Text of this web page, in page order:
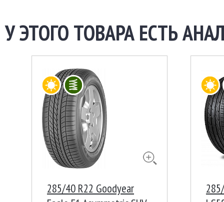
У ЭТОГО ТОВАРА ЕСТЬ
285/40 R22 Goodyear